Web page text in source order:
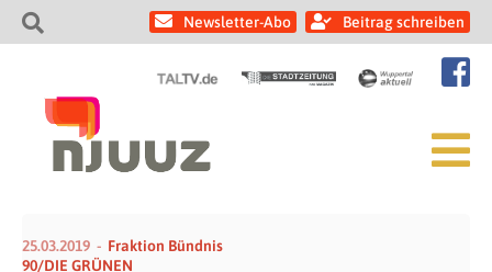
Newsletter-Abo Beitrag schreiben
25.03.2019
Fraktion Bündnis
90/DIE GRÜNEN